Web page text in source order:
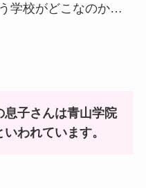
学校がどこなのか…
息子さんは青山学院
われています。